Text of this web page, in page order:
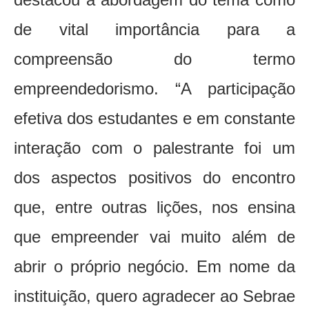
de vital importância para a
compreensão do termo
empreendedorismo. “A participação
efetiva dos estudantes e em constante
interação com o palestrante foi um
dos aspectos positivos do encontro
que, entre outras lições, nos ensina
que empreender vai muito além de
abrir o próprio negócio. Em nome da
instituição, quero agradecer ao Sebrae